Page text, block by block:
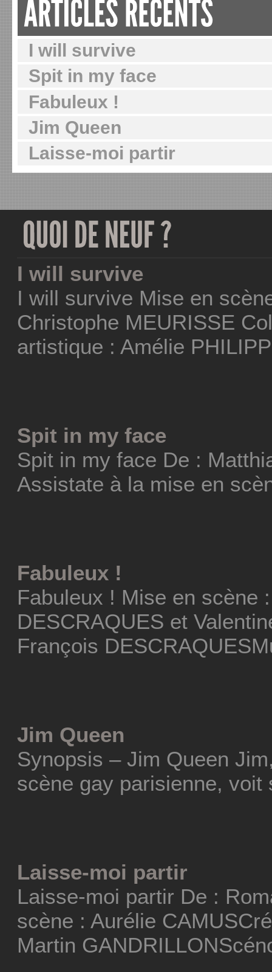
I will survive
Spit in my face
Fabuleux !
Jim Queen
Laisse-moi partir
I will survive
I will survive Mise en
Christophe MEURISSE
artistique : Amélie
Spit in my face
Spit in my face De :
Assistate à la mise en
Fabuleux !
Fabuleux ! Mise en scène
DESCRAQUES et
François
Jim Queen
Synopsis – Jim Queen
scène gay parisienne, voit
Laisse-moi partir
Laisse-moi partir De :
scène : Aurélie
Martin